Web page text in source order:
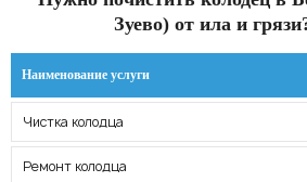
Зуево) от ила и
Наименование услуги
Чистка колодца
Ремонт колодца